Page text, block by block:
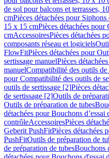
de sol pour balcons et terrasses,
cmPièces détachées pour
15 x 15 cmPièces détachées
cmAccessoiresPièces détachées
composants réseau et logiciels
FlowFitPièces détachées pour
sertissage manuelPièces
manuelCompatibilité des outils de
pour Compatibilité des outils de
outils de sertissage [2]Pièces
de sertissage [2]Outils de
Outils de préparation de tubes
détachées pour Bouchons d’essai
contrôleAccessoiresPièces
Geberit PushFitPièces détachées
PushFitOutils de préparation de
de préparation de tubesBouchons